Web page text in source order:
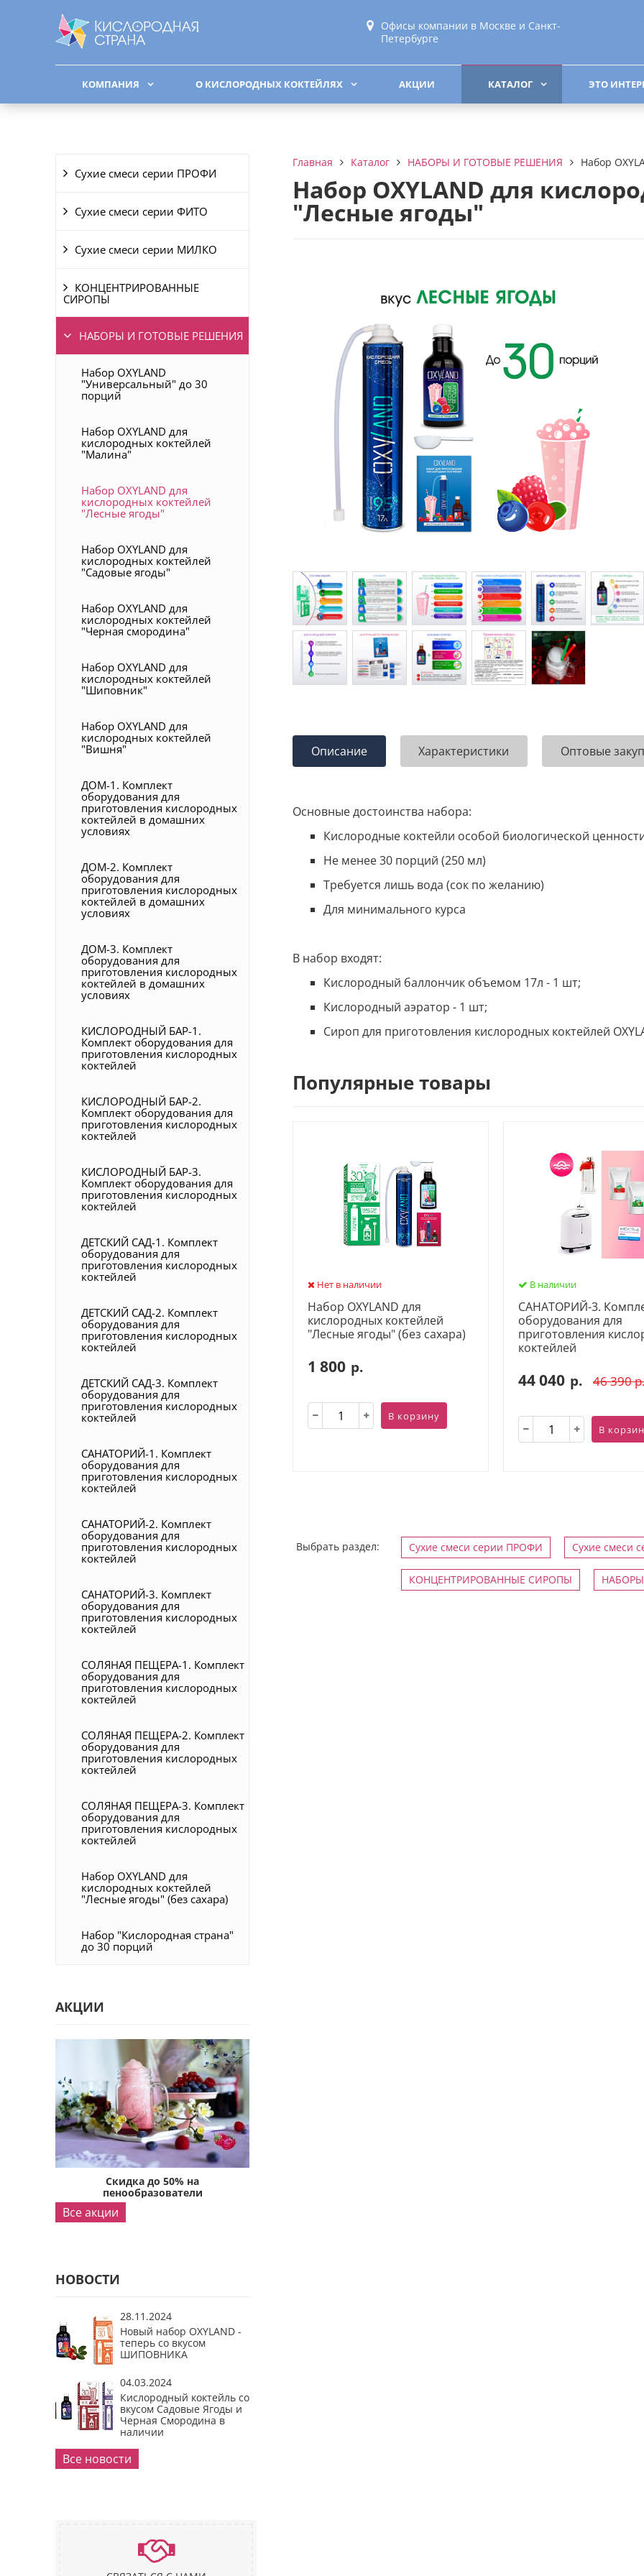
Офисы компании в Москве и Санкт-
Петербурге
КОМПАНИЯ О КИСЛОРОДНЫХ КОКТЕЙЛЯХ АКЦИИ КАТАЛОГ ЭТО
Сухие смеси серии ПРОФИ
Сухие смеси серии ФИТО
Сухие смеси серии МИЛКО
КОНЦЕНТРИРОВАННЫЕ
СИРОПЫ
НАБОРЫ И ГОТОВЫЕ РЕШЕНИЯ
Набор OXYLAND
"Универсальный" до 30
порций
Набор OXYLAND для
кислородных коктейлей
"Малина"
Набор OXYLAND для
кислородных коктейлей
"Лесные ягоды"
Набор OXYLAND для
кислородных коктейлей
"Садовые ягоды"
Набор OXYLAND для
кислородных коктейлей
"Черная смородина"
Набор OXYLAND для
кислородных коктейлей
"Шиповник"
Набор OXYLAND для
кислородных коктейлей
"Вишня"
ДОМ-1. Комплект
оборудования для
приготовления кислородных
коктейлей в домашних
условиях
ДОМ-2. Комплект
оборудования для
приготовления кислородных
коктейлей в домашних
условиях
ДОМ-3. Комплект
оборудования для
приготовления кислородных
коктейлей в домашних
условиях
КИСЛОРОДНЫЙ БАР-1.
Комплект оборудования для
приготовления кислородных
коктейлей
КИСЛОРОДНЫЙ БАР-2.
Комплект оборудования для
приготовления кислородных
коктейлей
КИСЛОРОДНЫЙ БАР-3.
Комплект оборудования для
приготовления кислородных
коктейлей
ДЕТСКИЙ САД-1. Комплект
оборудования для
приготовления кислородных
коктейлей
ДЕТСКИЙ САД-2. Комплект
оборудования для
приготовления кислородных
коктейлей
ДЕТСКИЙ САД-3. Комплект
оборудования для
приготовления кислородных
коктейлей
САНАТОРИЙ-1. Комплект
оборудования для
приготовления кислородных
коктейлей
САНАТОРИЙ-2. Комплект
оборудования для
приготовления кислородных
коктейлей
САНАТОРИЙ-3. Комплект
оборудования для
приготовления кислородных
коктейлей
СОЛЯНАЯ ПЕЩЕРА-1. Комплект
оборудования для
приготовления кислородных
коктейлей
СОЛЯНАЯ ПЕЩЕРА-2. Комплект
оборудования для
приготовления кислородных
коктейлей
СОЛЯНАЯ ПЕЩЕРА-3. Комплект
оборудования для
приготовления кислородных
коктейлей
Набор OXYLAND для
кислородных коктейлей
"Лесные ягоды" (без сахара)
Набор "Кислородная страна"
до 30 порций
АКЦИИ
Скидка до 50% на
пенообразователи
Все акции
НОВОСТИ
28.11.2024
Новый набор OXYLAND -
теперь со вкусом
ШИПОВНИКА
04.03.2024
Кислородный коктейль со
вкусом Садовые Ягоды и
Черная Смородина в
наличии
Все новости
Главная Каталог НАБОРЫ И ГОТОВЫЕ РЕШЕНИЯ Набор
Набор OXYLAND для
"Лесные ягоды"
Описание Характеристики Оптовые
Основные достоинства набора:
Кислородные коктейли особой биологической
Не менее 30 порций (250 мл)
Требуется лишь вода (сок по желанию)
Для минимального курса
В набор входят:
Кислородный баллончик объемом 17л - 1 шт;
Кислородный аэратор - 1 шт;
Сироп для приготовления кислородных коктейлей
Популярные товары
Нет в наличии
Набор OXYLAND для
кислородных коктейлей
"Лесные ягоды" (без сахара)
1 800 р.
В корзину
В наличии
САНАТОРИЙ-3.
оборудования для
приготовления
коктейлей
44 040 р. 46 390
В
Выбрать раздел: Сухие смеси серии ПРОФИ Сухие смеси
КОНЦЕНТРИРОВАННЫЕ СИРОПЫ